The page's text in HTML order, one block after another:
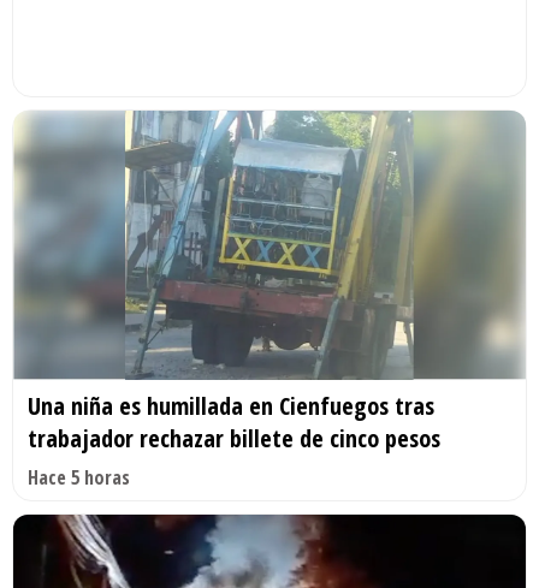
Una niña es humillada en Cienfuegos tras
trabajador rechazar billete de cinco pesos
Hace 5 horas